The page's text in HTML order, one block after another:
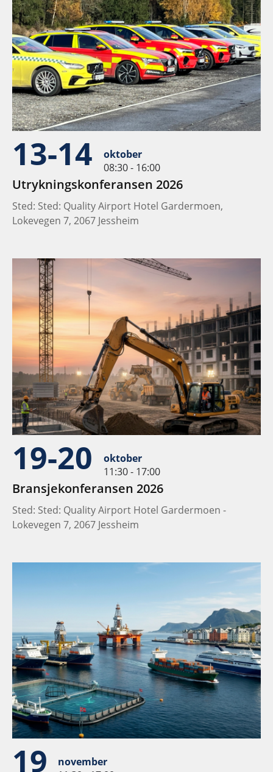
13-14
oktober
08:30 - 16:00
Utrykningskonferansen 2026
Sted: Sted: Quality Airport Hotel Gardermoen,
Lokevegen 7, 2067 Jessheim
19-20
oktober
11:30 - 17:00
Bransjekonferansen 2026
Sted: Sted: Quality Airport Hotel Gardermoen -
Lokevegen 7, 2067 Jessheim
19
november